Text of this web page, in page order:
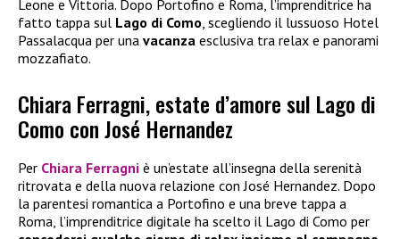
Leone e Vittoria. Dopo Portofino e Roma, l’imprenditrice ha
fatto tappa sul Lago di Como, scegliendo il lussuoso Hotel
Passalacqua per una vacanza esclusiva tra relax e panorami
mozzafiato.
Chiara Ferragni, estate d’amore sul Lago di
Como con José Hernandez
Per Chiara Ferragni è un’estate all’insegna della serenità
ritrovata e della nuova relazione con José Hernandez. Dopo
la parentesi romantica a Portofino e una breve tappa a
Roma, l’imprenditrice digitale ha scelto il Lago di Como per